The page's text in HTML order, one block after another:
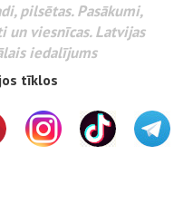
pilsētas. Pasākumi,
un viesnīcas. Latvijas
iedalījums
tīklos